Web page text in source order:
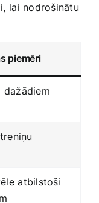
⁢lai nodrošinātu
piemēri
​dažādiem
⁢atbilstoši